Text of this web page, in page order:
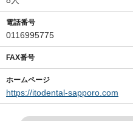
電話番号
0116995775
FAX番号
ホームページ
https://itodental-sapporo.com